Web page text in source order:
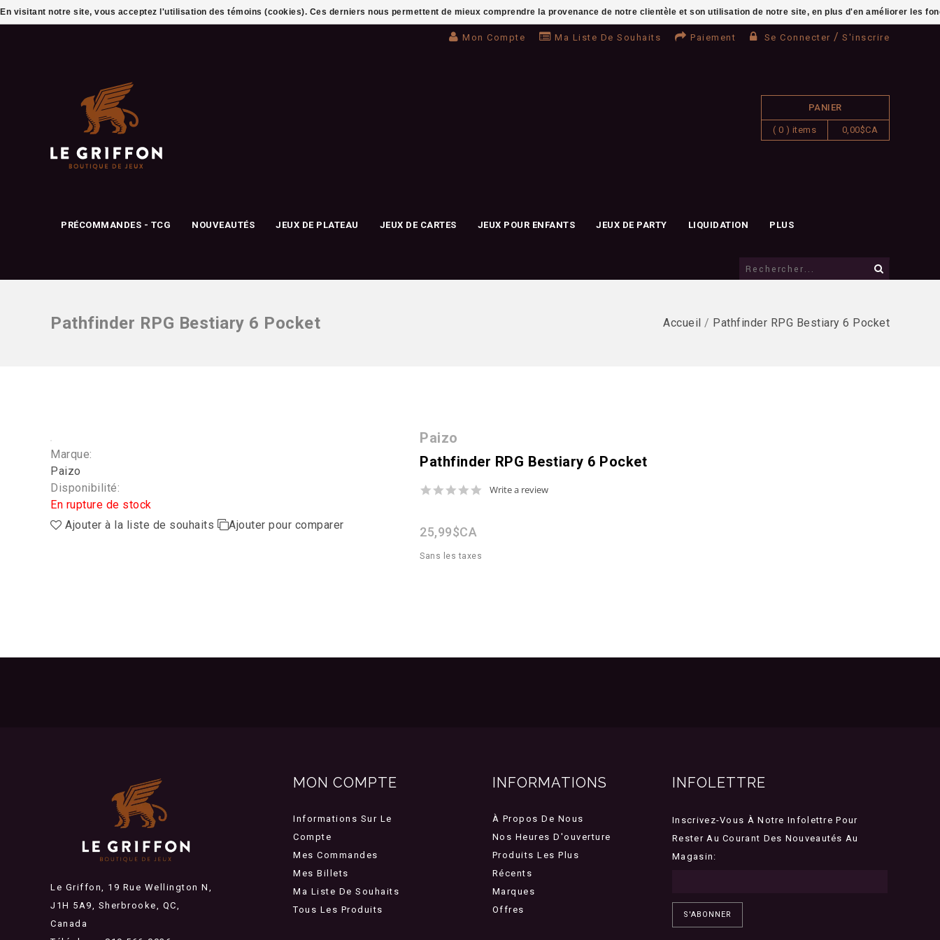
Mon Compte Ma Liste De Souhaits Paiement Se Connecter / S'inscrire
PANIER
( 0 ) items 0,00$CA
PRÉCOMMANDES - TCG NOUVEAUTÉS JEUX DE PLATEAU JEUX DE CARTES JEUX POUR ENFANTS JEUX DE PARTY LIQUIDATION PLUS
Pathfinder RPG Bestiary 6 Pocket Accueil / Pathfinder RPG Bestiary 6 Pocket
Paizo
Pathfinder RPG Bestiary 6 Pocket
0.0
Write a review
25,99$CA
Sans les taxes
Marque:
Paizo
Disponibilité:
En rupture de stock
Ajouter à la liste de souhaits
Ajouter pour comparer
Le Griffon, 19 Rue Wellington N,
J1H 5A9, Sherbrooke, QC,
Canada
MON COMPTE
Informations Sur Le
Compte
Mes Commandes
Mes Billets
Ma Liste De Souhaits
Tous Les Produits
INFORMATIONS
À Propos De Nous
Nos Heures D'ouverture
Produits Les Plus
Récents
Marques
Offres
INFOLETTRE
Inscrivez-Vous À Notre Infolettre Pour
Rester Au Courant Des Nouveautés Au
Magasin:
S'ABONNER
En visitant notre site, vous acceptez l'utilisation des témoins (cookies). Ces derniers nous permettent de mieux comprendre la provenance de notre clientèle et son utilisation de notre site, en plus d'en améliorer les